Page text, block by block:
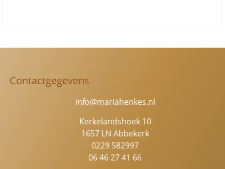
Contactgegevens
info@mariahenkes.nl
Kerkelandshoek 10
1657 LN Abbekerk
0229 582997
06 46 27 41 66